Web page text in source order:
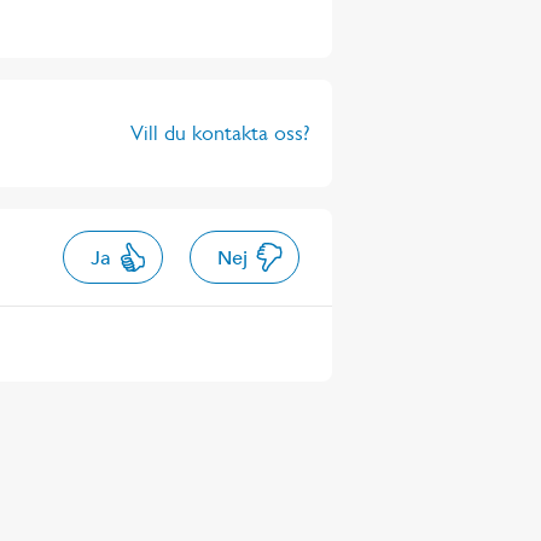
Vill du kontakta oss?
Ja Nej